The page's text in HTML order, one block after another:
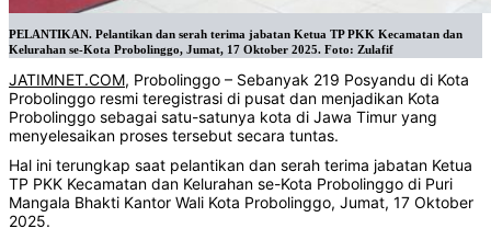
PELANTIKAN. Pelantikan dan serah terima jabatan Ketua TP PKK Kecamatan dan
Kelurahan se-Kota Probolinggo, Jumat, 17 Oktober 2025. Foto: Zulafif
JATIMNET.COM, Probolinggo – Sebanyak 219 Posyandu di Kota
Probolinggo resmi teregistrasi di pusat dan menjadikan Kota
Probolinggo sebagai satu-satunya kota di Jawa Timur yang
menyelesaikan proses tersebut secara tuntas.
‎Hal ini terungkap saat pelantikan dan serah terima jabatan Ketua
TP PKK Kecamatan dan Kelurahan se-Kota Probolinggo di Puri
Mangala Bhakti Kantor Wali Kota Probolinggo, Jumat, 17 Oktober
2025.